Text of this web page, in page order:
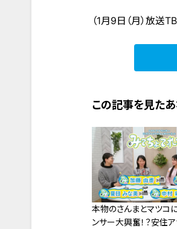
（1月9日（月）放送
この記事を見た
本物のさんまとマツコ
ンサー大興奮！？安住